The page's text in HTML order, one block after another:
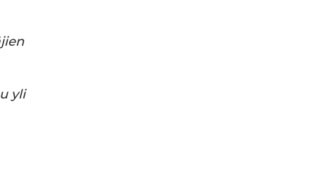
yli